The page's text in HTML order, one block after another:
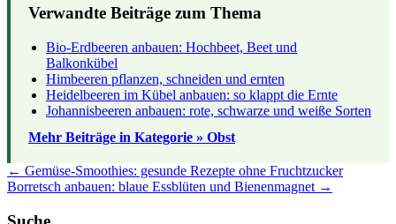
Verwandte Beiträge zum Thema
Bio-Erdbeeren anbauen: Hochbeet, Beet und
Balkonkübel
Himbeeren pflanzen, schneiden und ernten
Heidelbeeren im Kübel anbauen: so klappt die Ernte
Johannisbeeren anbauen: rote, schwarze und weiße Sorten
Mehr Beiträge in Kategorie » Obst
← Gemüse-Smoothies: gesunde Rezepte ohne Fruchtzucker
Borretsch anbauen: blaue Essblüten und Bienenmagnet →